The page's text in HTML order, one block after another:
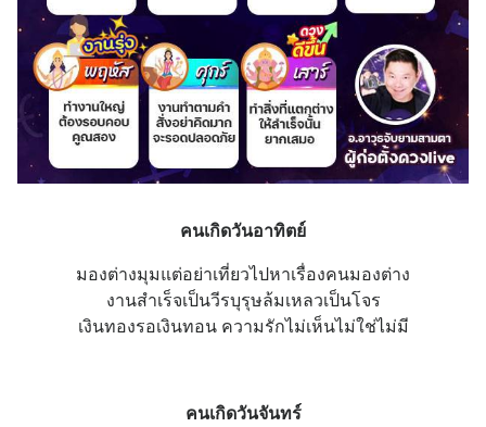
คนเกิดวันอาทิตย์
มองต่างมุมแต่อย่าเที่ยวไปหาเรื่องคนมองต่าง
งานสำเร็จเป็นวีรบุรุษล้มเหลวเป็นโจร
เงินทองรอเงินทอน ความรักไม่เห็นไม่ใช่ไม่มี
คนเกิดวันจันทร์